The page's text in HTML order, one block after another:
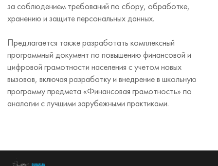
за соблюдением требований по сбору, обработке,
хранению и защите персональных данных.
Предлагается также разработать комплексный
программный документ по повышению финансовой и
цифровой грамотности населения с учетом новых
вызовов, включая разработку и внедрение в школьную
программу предмета «Финансовая грамотность» по
аналогии с лучшими зарубежными практиками.